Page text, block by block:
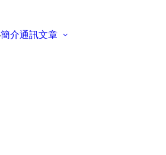
簡介通訊文章